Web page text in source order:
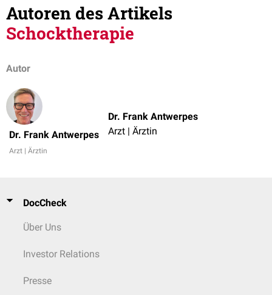
Autoren des Artikels
Schocktherapie
Autor
Dr. Frank Antwerpes
Arzt | Ärztin
Dr. Frank Antwerpes
Arzt | Ärztin
DocCheck
Über Uns
Investor Relations
Presse